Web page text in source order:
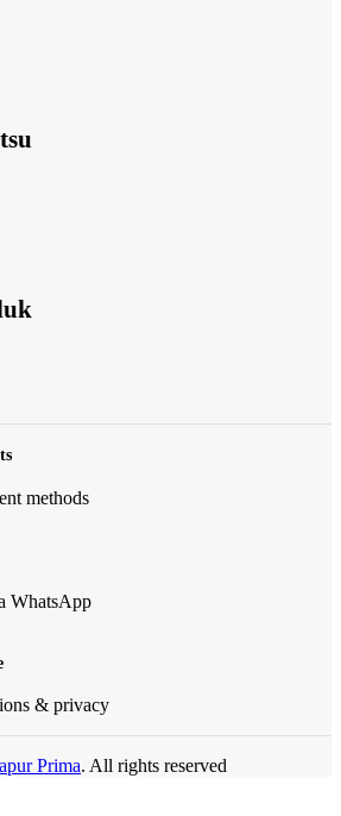
methods
WhatsApp
& privacy
Prima. All rights reserved